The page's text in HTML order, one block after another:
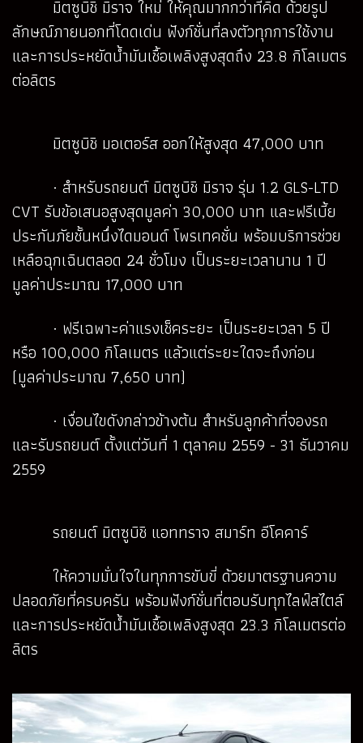
มิตซูบิชิ มิราจ ใหม่ ให้คุณมากกว่าที่คิด ด้วยรูป
ลักษณ์ภายนอกที่โดดเด่น ฟังก์ชั่นที่ลงตัวทุกการใช้งาน
และการประหยัดน้ำมันเชื้อเพลิงสูงสุดถึง 23.8 กิโลเมตร
ต่อลิตร
มิตซูบิชิ มอเตอร์ส ออกให้สูงสุด 47,000 บาท
· สำหรับรถยนต์ มิตซูบิชิ มิราจ รุ่น 1.2 GLS-LTD
CVT รับข้อเสนอสูงสุดมูลค่า 30,000 บาท และฟรีเบี้ย
ประกันภัยชั้นหนึ่งไดมอนด์ โพรเทคชั่น พร้อมบริการช่วย
เหลือฉุกเฉินตลอด 24 ชั่วโมง เป็นระยะเวลานาน 1 ปี
มูลค่าประมาณ 17,000 บาท
· ฟรีเฉพาะค่าแรงเช็คระยะ เป็นระยะเวลา 5 ปี
หรือ 100,000 กิโลเมตร แล้วแต่ระยะใดจะถึงก่อน
(มูลค่าประมาณ 7,650 บาท)
· เงื่อนไขดังกล่าวข้างต้น สำหรับลูกค้าที่จองรถ
และรับรถยนต์ ตั้งแต่วันที่ 1 ตุลาคม 2559 - 31 ธันวาคม
2559
รถยนต์ มิตซูบิชิ แอททราจ สมาร์ท อีโคคาร์
ให้ความมั่นใจในทุกการขับขี่ ด้วยมาตรฐานความ
ปลอดภัยที่ครบครัน พร้อมฟังก์ชั่นที่ตอบรับทุกไลฟ์สไตล์
และการประหยัดน้ำมันเชื้อเพลิงสูงสุด 23.3 กิโลเมตรต่อ
ลิตร